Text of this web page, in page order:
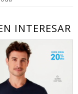
INTERESAR